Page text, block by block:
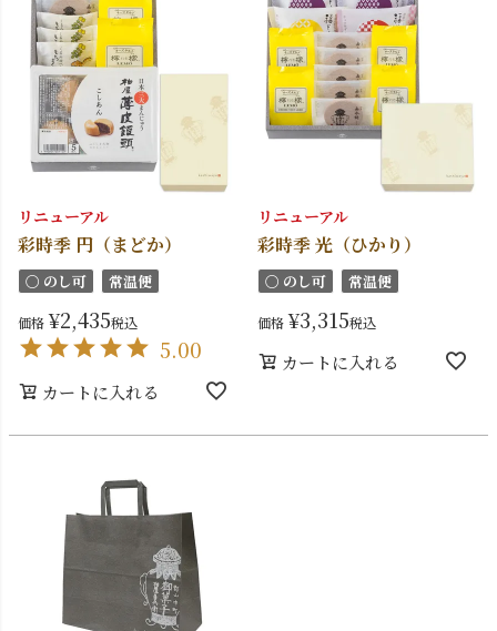
リニューアル
彩時季 円（まどか）
〇 のし可 常温便
価格 ¥2,435税込
5.00
カートに入れる
リニューアル
彩時季 光（ひかり）
〇 のし可 常温便
価格 ¥3,315税込
カートに入れる